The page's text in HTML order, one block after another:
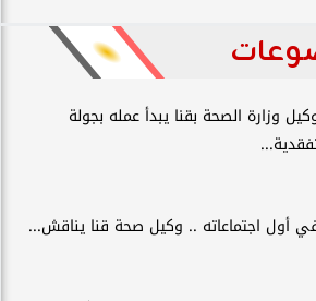
وزارة الصحة بقنا يبدأ عمله بجولة
أول اجتماعاته .. وكيل صحة قنا يناقش...